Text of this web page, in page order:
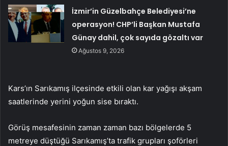
İzmir’in Güzelbahçe Belediyesi’ne
operasyon! CHP’li Başkan Mustafa
Günay dahil, çok sayıda gözaltı var
Ağustos 9, 2026
Kars’ın Sarıkamış ilçesinde etkili olan kar yağışı akşam
saatlerinde yerini yoğun sise bıraktı.
Görüş mesafesinin zaman zaman bazı bölgelerde 5
metreye düştüğü Sarıkamış’ta trafik grupları şoförleri